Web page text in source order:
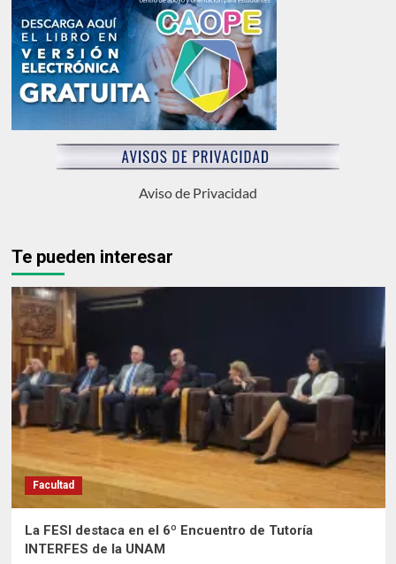
Aviso de Privacidad
Te pueden interesar
Facultad
La FESI destaca en el 6º Encuentro de Tutoría
INTERFES de la UNAM